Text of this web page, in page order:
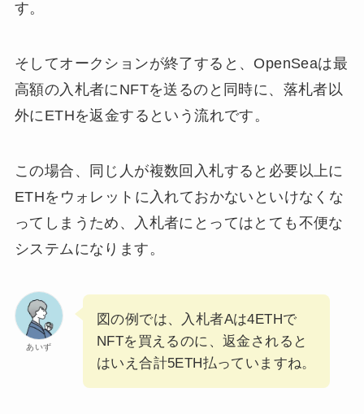
す。
そしてオークションが終了すると、OpenSeaは最
高額の入札者にNFTを送るのと同時に、落札者以
外にETHを返金するという流れです。
この場合、同じ人が複数回入札すると必要以上に
ETHをウォレットに入れておかないといけなくな
ってしまうため、入札者にとってはとても不便な
システムになります。
あいず
図の例では、入札者Aは4ETHで
NFTを買えるのに、返金されると
はいえ合計5ETH払っていますね。